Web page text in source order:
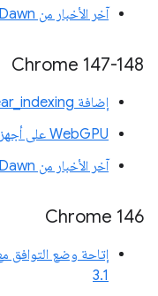
آخر الأخبار من Dawn
Chrome 147-148
إضافة linear_indexing إلى WGSL
WebGPU على أجهزة Linux NVIDIA
آخر الأخبار من Dawn
‫Chrome 146
3.1